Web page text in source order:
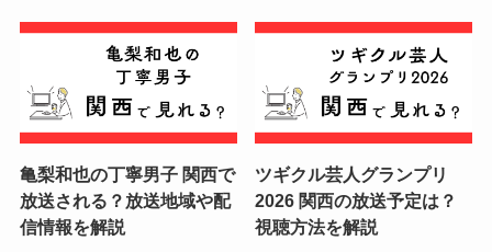
亀梨和也の丁寧男子 関西で
放送される？放送地域や配
信情報を解説
ツギクル芸人グランプリ
2026 関西の放送予定は？
視聴方法を解説